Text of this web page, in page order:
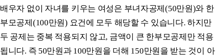
배우자 없이 자녀를 키우는 여성은 부녀자공제(50만원)와 한
부모공제(100만원) 요건에 모두 해당할 수 있습니다. 하지만
두 공제는 중복 적용되지 않고, 금액이 큰 한부모공제만 적용
됩니다. 즉 50만원과 100만원을 더해 150만원을 받는 것이 아